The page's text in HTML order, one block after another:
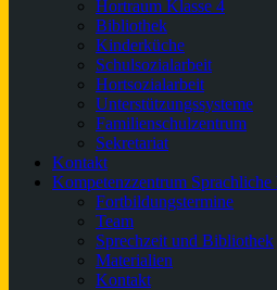
Hortraum Klasse 4
Bibliothek
Kinderküche
Schulsozialarbeit
Hortsozialarbeit
Unterstützungssysteme
Familienschulzentrum
Sekretariat
Kontakt
Kompetenzzentrum
Fortbildungstermine
Team
Sprechzeit und Bibliothek
Materialien
Kontakt